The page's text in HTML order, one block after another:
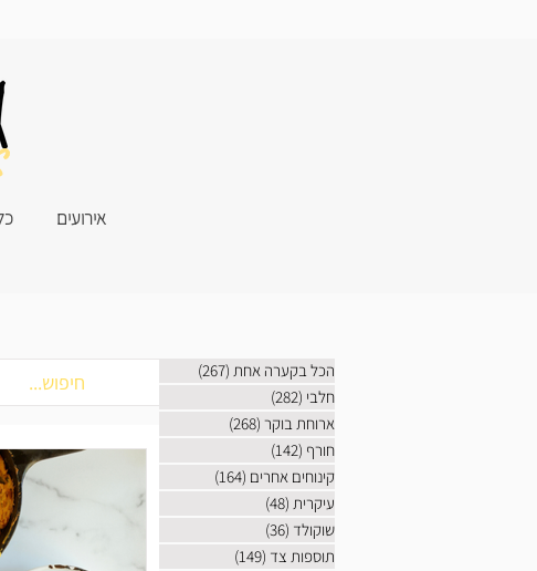
אירועים
הכל בקערה אחת (267)
חלבי (282)
ארוחת בוקר (268)
חורף (142)
קינוחים אחרים (164)
עיקרית (48)
שוקולד (36)
תוספות צד (149)